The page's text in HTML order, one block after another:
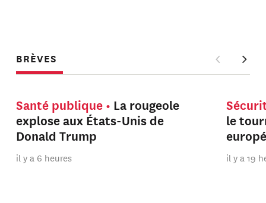
BRÈVES
Santé publique
La rougeole
explose aux États-Unis de
Donald Trump
il y a 6 heures
le
il y a 19